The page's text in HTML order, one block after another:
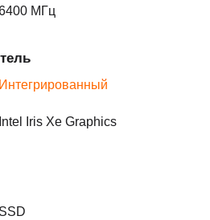
МГц
Интегрированный
Intel Iris Xe Graphics
SSD